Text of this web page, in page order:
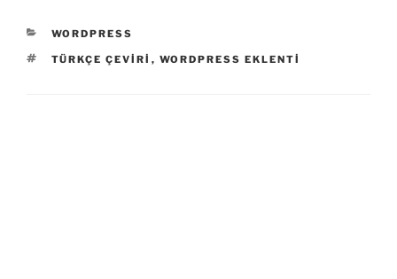
KATEGORILER
WORDPRESS
ETIKETLER
TÜRKÇE ÇEVIRI , WORDPRESS EKLENTI